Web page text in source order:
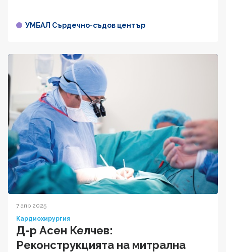
УМБАЛ Сърдечно-съдов център
7 апр 2025
Кардиохирургия
Д-р Асен Келчев:
Реконструкцията на митрална